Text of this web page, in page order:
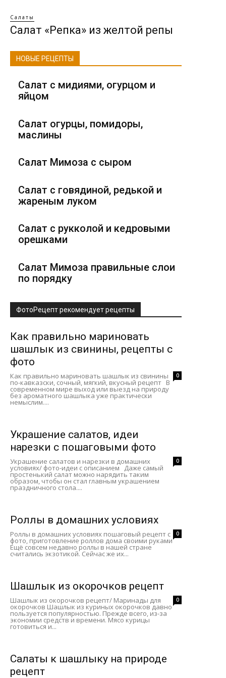
Салаты
Салат «Репка» из желтой репы
НОВЫЕ РЕЦЕПТЫ
Салат с мидиями, огурцом и
яйцом
Салат огурцы, помидоры,
маслины
Салат Мимоза с сыром
Салат с говядиной, редькой и
жареным луком
Салат с рукколой и кедровыми
орешками
Салат Мимоза правильные слои
по порядку
ФотоРецепт рекомендует рецепты
Как правильно мариновать
шашлык из свинины, рецепты с
фото
0
Как правильно мариновать шашлык из свинины
по-кавказски, сочный, мягкий, вкусный рецепт В
современном мире выход или выезд на природу
без ароматного шашлыка уже практически
немыслим....
Украшение салатов, идеи
нарезки с пошаговыми фото
0
Украшение салатов и нарезки в домашних
условиях/ фото-идеи с описанием Даже самый
простенький салат можно нарядить таким
образом, чтобы он стал главным украшением
праздничного стола....
Роллы в домашних условиях
0
Роллы в домашних условиях пошаговый рецепт с
фото, приготовление роллов дома своими руками
Ещё совсем недавно роллы в нашей стране
считались экзотикой. Сейчас же их...
Шашлык из окорочков рецепт
0
Шашлык из окорочков рецепт/ Маринады для
окорочков Шашлык из куриных окорочков давно
пользуется популярностью. Прежде всего, из-за
экономии средств и времени. Мясо курицы
готовиться и...
Салаты к шашлыку на природе
рецепт